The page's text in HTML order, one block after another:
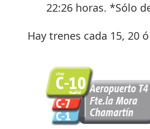
22:26 horas. *Sólo
Hay trenes cada 15, 20